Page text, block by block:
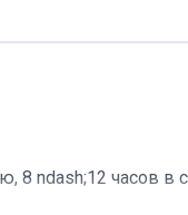
8 ndash;12 часов в